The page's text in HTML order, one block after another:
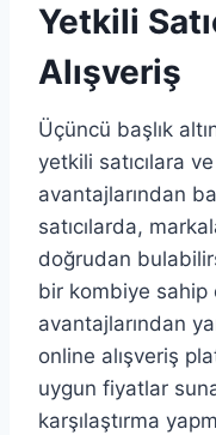
Yetkili
Alışveriş
Üçüncü başlık
yetkili satıcılara
avantajlarından
satıcılarda,
doğrudan
bir kombiye
avantajlarından
online alışveriş
uygun fiyatlar
karşılaştırma